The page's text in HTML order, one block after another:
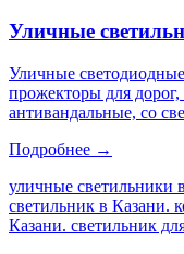
Уличные
Уличные
прожекторы для
антивандальные, со
Подробнее →
уличные светильники
светильник в Казани.
Казани. светильник